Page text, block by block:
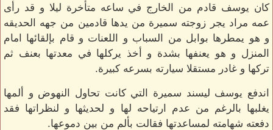
كان يوسف قادم من الخارج في ساعه متأخرة ليلا و قد رأى
عمه مراد يجر زوجته سميرة من يدها قادمين من جهه الحديقه
و هو يمطرها بوابل من السباب و اللعنات و قام بإلقائها امام
المنزل و هو يعنفها بشدة و أخذ يركلها في معدتها بعنف ثم
تركها و غادر مستقلا سيارته بسرعه كبيرة.
اندفع يوسف ليسند سميرة التي كانت تحاول النهوض و ألمها
يغلبها بالرغم من عدم ارتياحه لها و لحديثها و لنظراتها فقد
دفعته شهامته لمساعدتها فقالت بألم من بين دموعها.